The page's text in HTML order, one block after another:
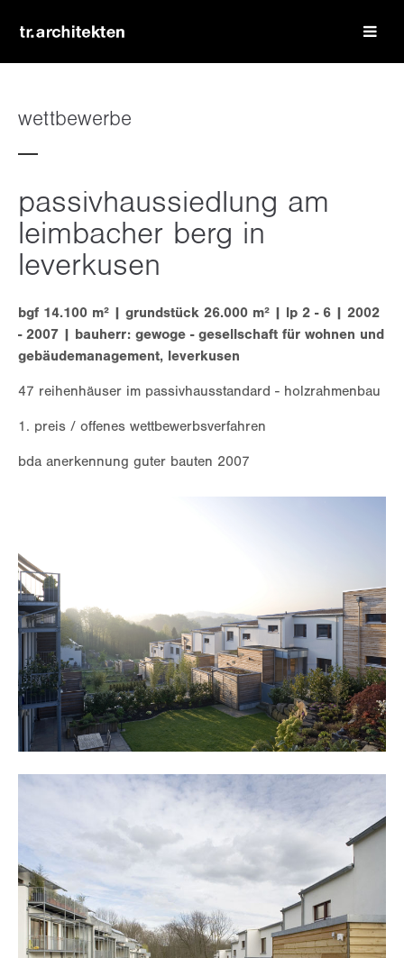
passwort
support
24h/ 365days
get in touch
cybersteel inc.
376-293 city road, suite 600
san francisco, ca 94102
have any questions?
+44 1234 567 890
drop us a line
about us
lorem ipsum dolor sit amet, consectetuer
adipiscing elit.
aenean commodo ligula eget dolor. aenean massa. cum
wettbewerbe
passivhaussiedlung am
leimbacher berg in
leverkusen
bgf 14.100 m² | grundstück 26.000 m² | lp 2 - 6 | 2002
- 2007 | bauherr: gewoge - gesellschaft für wohnen und
gebäudemanagement, leverkusen
47 reihenhäuser im passivhausstandard - holzrahmenbau
1. preis / offenes wettbewerbsverfahren
bda anerkennung guter bauten 2007